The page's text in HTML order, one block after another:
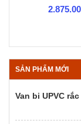
SẢN PHẨM MỚI
Van bi UPVC